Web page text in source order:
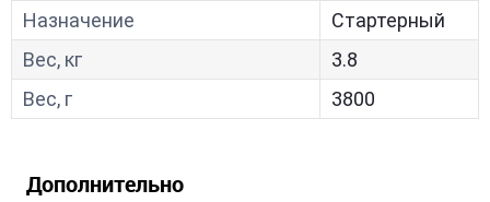
Назначение
Стартерный
Вес, кг
3.8
Вес, г
3800
Дополнительно